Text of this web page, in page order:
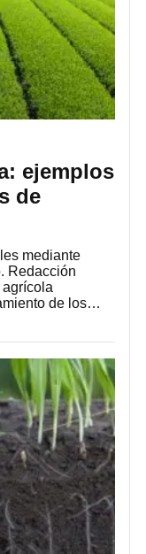
ejemplos
de
mediante
Redacción
de los…